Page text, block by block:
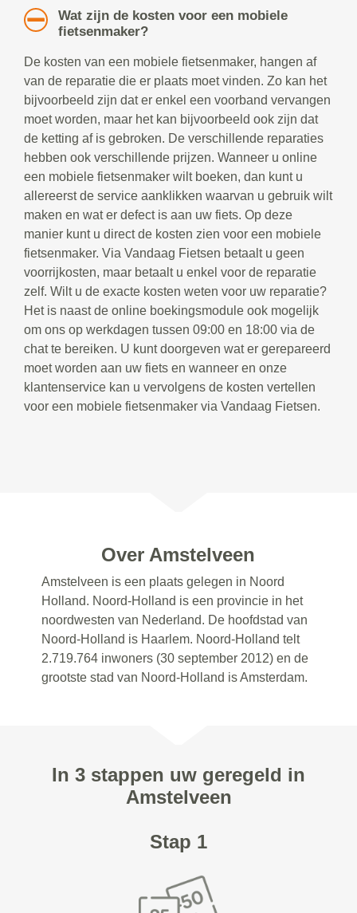
Wat zijn de kosten voor een mobiele
fietsenmaker?
De kosten van een mobiele fietsenmaker, hangen af
van de reparatie die er plaats moet vinden. Zo kan het
bijvoorbeeld zijn dat er enkel een voorband vervangen
moet worden, maar het kan bijvoorbeeld ook zijn dat
de ketting af is gebroken. De verschillende reparaties
hebben ook verschillende prijzen. Wanneer u online
een mobiele fietsenmaker wilt boeken, dan kunt u
allereerst de service aanklikken waarvan u gebruik wilt
maken en wat er defect is aan uw fiets. Op deze
manier kunt u direct de kosten zien voor een mobiele
fietsenmaker. Via Vandaag Fietsen betaalt u geen
voorrijkosten, maar betaalt u enkel voor de reparatie
zelf. Wilt u de exacte kosten weten voor uw reparatie?
Het is naast de online boekingsmodule ook mogelijk
om ons op werkdagen tussen 09:00 en 18:00 via de
chat te bereiken. U kunt doorgeven wat er gerepareerd
moet worden aan uw fiets en wanneer en onze
klantenservice kan u vervolgens de kosten vertellen
voor een mobiele fietsenmaker via Vandaag Fietsen.
Over Amstelveen
Amstelveen is een plaats gelegen in Noord
Holland. Noord-Holland is een provincie in het
noordwesten van Nederland. De hoofdstad van
Noord-Holland is Haarlem. Noord-Holland telt
2.719.764 inwoners (30 september 2012) en de
grootste stad van Noord-Holland is Amsterdam.
In 3 stappen uw geregeld in
Amstelveen
Stap 1